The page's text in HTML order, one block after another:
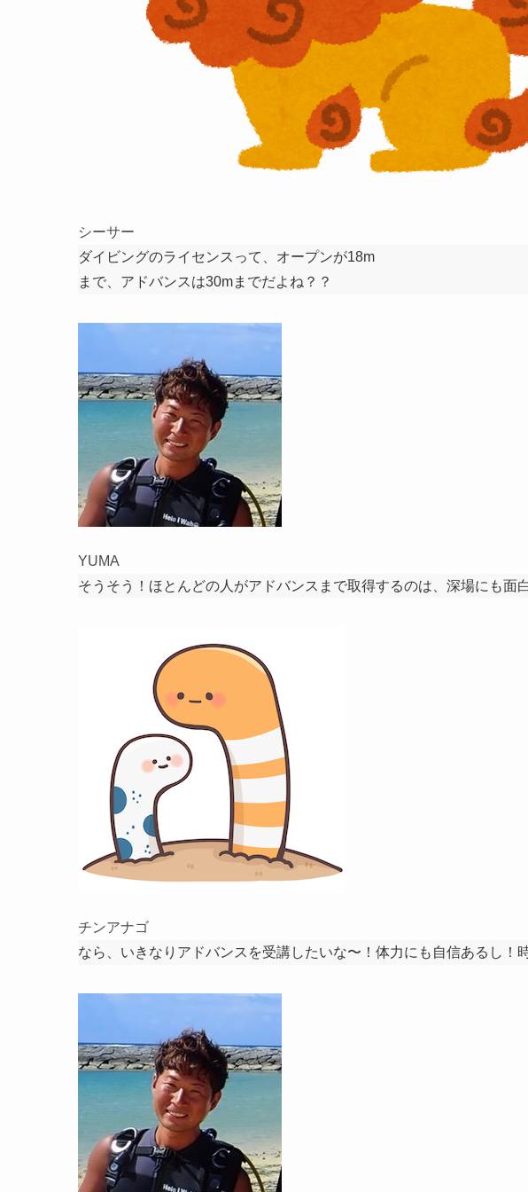
シーサー
ダイビングのライセンスって、オープンが18m
まで、アドバンスは30mまでだよね？？
YUMA
そうそう！ほとんどの人がアドバンスまで取得するのは、深場にも面
チンアナゴ
なら、いきなりアドバンスを受講したいな〜！体力にも自信あるし！